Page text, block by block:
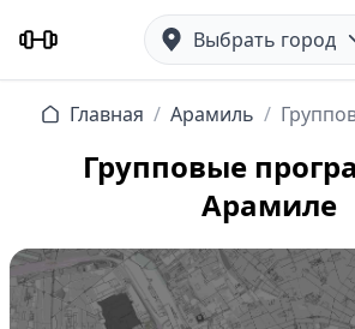
Выбрать город
Главная / Арамиль /
Групповые
Арамиле